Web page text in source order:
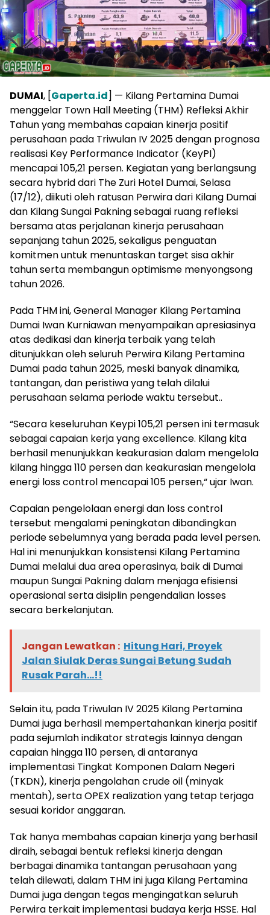
DUMAI, [Gaperta.id] — Kilang Pertamina Dumai
menggelar Town Hall Meeting (THM) Refleksi Akhir
Tahun yang membahas capaian kinerja positif
perusahaan pada Triwulan IV 2025 dengan prognosa
realisasi Key Performance Indicator (KeyPI)
mencapai 105,21 persen. Kegiatan yang berlangsung
secara hybrid dari The Zuri Hotel Dumai, Selasa
(17/12), diikuti oleh ratusan Perwira dari Kilang Dumai
dan Kilang Sungai Pakning sebagai ruang refleksi
bersama atas perjalanan kinerja perusahaan
sepanjang tahun 2025, sekaligus penguatan
komitmen untuk menuntaskan target sisa akhir
tahun serta membangun optimisme menyongsong
tahun 2026.
Pada THM ini, General Manager Kilang Pertamina
Dumai Iwan Kurniawan menyampaikan apresiasinya
atas dedikasi dan kinerja terbaik yang telah
ditunjukkan oleh seluruh Perwira Kilang Pertamina
Dumai pada tahun 2025, meski banyak dinamika,
tantangan, dan peristiwa yang telah dilalui
perusahaan selama periode waktu tersebut..
“Secara keseluruhan Keypi 105,21 persen ini termasuk
sebagai capaian kerja yang excellence. Kilang kita
berhasil menunjukkan keakurasian dalam mengelola
kilang hingga 110 persen dan keakurasian mengelola
energi loss control mencapai 105 persen,“ ujar Iwan.
Capaian pengelolaan energi dan loss control
tersebut mengalami peningkatan dibandingkan
periode sebelumnya yang berada pada level persen.
Hal ini menunjukkan konsistensi Kilang Pertamina
Dumai melalui dua area operasinya, baik di Dumai
maupun Sungai Pakning dalam menjaga efisiensi
operasional serta disiplin pengendalian losses
secara berkelanjutan.
Jangan Lewatkan : Hitung Hari, Proyek
Jalan Siulak Deras Sungai Betung Sudah
Rusak Parah...!!
Selain itu, pada Triwulan IV 2025 Kilang Pertamina
Dumai juga berhasil mempertahankan kinerja positif
pada sejumlah indikator strategis lainnya dengan
capaian hingga 110 persen, di antaranya
implementasi Tingkat Komponen Dalam Negeri
(TKDN), kinerja pengolahan crude oil (minyak
mentah), serta OPEX realization yang tetap terjaga
sesuai koridor anggaran.
Tak hanya membahas capaian kinerja yang berhasil
diraih, sebagai bentuk refleksi kinerja dengan
berbagai dinamika tantangan perusahaan yang
telah dilewati, dalam THM ini juga Kilang Pertamina
Dumai juga dengan tegas mengingatkan seluruh
Perwira terkait implementasi budaya kerja HSSE. Hal